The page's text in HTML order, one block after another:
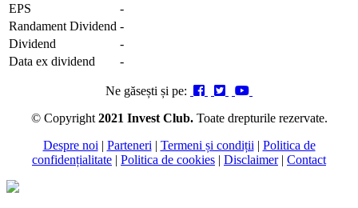
EPS
-
Randament Dividend -
Dividend
-
Data ex dividend
-
Ne găsești și pe:
© Copyright 2021 Invest Club. Toate drepturile rezervate.
Despre noi | Parteneri | Termeni și condiții | Politica de
confidențialitate | Politica de cookies | Disclaimer| Contact